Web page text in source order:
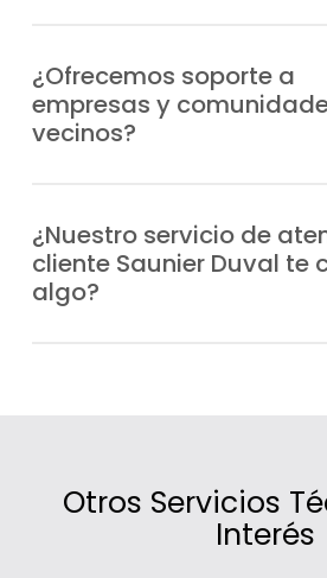
urgencias de manera
técnico especializado a
de Titulcia en el menor
¿Ofrecemos soporte a
empresas y
vecinos?
comunidades de vecinos y
Titulcia que necesiten
asesoramiento o asistencia
¿Nuestro servicio de
cliente Saunier Duval te
algo?
Otros Servicios
Interés